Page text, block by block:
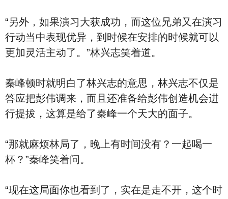
“另外，如果演习大获成功，而这位兄弟又在演习
行动当中表现优异，到时候在安排的时候就可以
更加灵活主动了。”林兴志笑着道。
秦峰顿时就明白了林兴志的意思，林兴志不仅是
答应把彭伟调来，而且还准备给彭伟创造机会进
行提拔，这算是给了秦峰一个天大的面子。
“那就麻烦林局了，晚上有时间没有？一起喝一
杯？”秦峰笑着问。
“现在这局面你也看到了，实在是走不开，这个时